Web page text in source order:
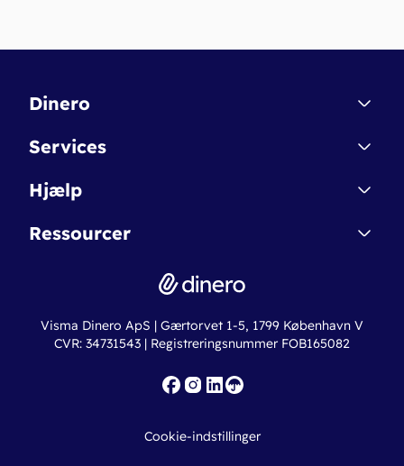
Dinero
Kontakt
Betingelser & Sikkerhed
Nye funktioner
Services
Dinero Starter
Dinero Pro
Erhvervslån
Fakturaskabeloner
Hjælp
Regnskabsordbogen
Online regnskabskurser
Ressourcer
Ny virksomhed
Iværksætterlegat
Visma Dinero ApS | Gærtorvet 1-5, 1799 København V
CVR: 34731543 | Registreringsnummer FOB165082
Cookie-indstillinger